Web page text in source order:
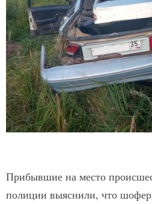
Прибывшие на место
полиции выяснили, что